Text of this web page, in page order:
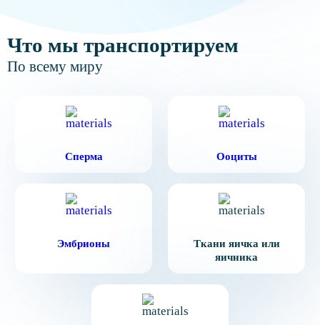
Что мы транспортируем
По всему миру
Сперма Ооциты
Эмбрионы
Ткани яичка или
яичника